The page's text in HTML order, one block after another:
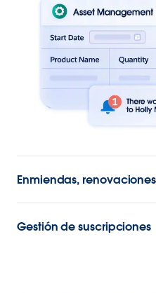
Enmiendas,
Gestión de suscripciones